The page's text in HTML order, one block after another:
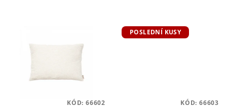
KÓD: 66602
POSLEDNÍ KUSY
KÓD: 66603